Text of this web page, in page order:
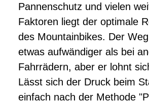
Pannenschutz und vielen
Faktoren liegt der optimale
des Mountainbikes. Der
etwas aufwändiger als bei
Fahrrädern, aber er lohnt
Lässt sich der Druck beim
einfach nach der Methode